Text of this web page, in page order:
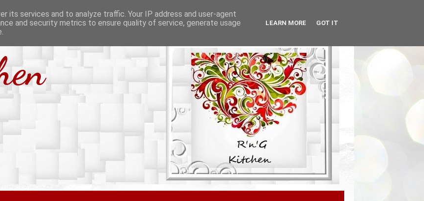
its services and to analyze traffic. Your IP address and user-agent
and security metrics to ensure quality of service, generate usage
LEARN MORE GOT IT